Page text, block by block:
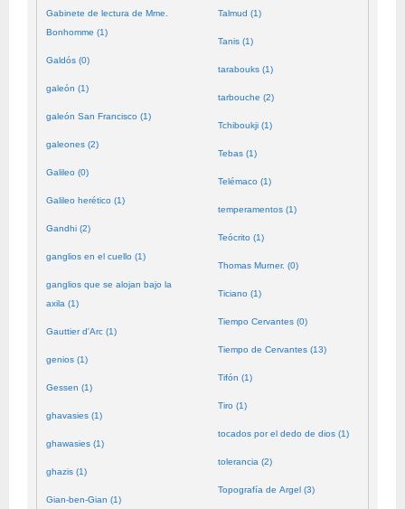
Gabinete de lectura de Mme.
Bonhomme (1)
Galdós (0)
galeón (1)
galeón San Francisco (1)
galeones (2)
Galileo (0)
Galileo herético (1)
Gandhi (2)
ganglios en el cuello (1)
ganglios que se alojan bajo la
axila (1)
Gauttier d'Arc (1)
genios (1)
Gessen (1)
ghavasies (1)
ghawasies (1)
ghazis (1)
Gian-ben-Gian (1)
Talmud (1)
Tanis (1)
tarabouks (1)
tarbouche (2)
Tchiboukji (1)
Tebas (1)
Telémaco (1)
temperamentos (1)
Teócrito (1)
Thomas Murner. (0)
Ticiano (1)
Tiempo Cervantes (0)
Tiempo de Cervantes (13)
Tifón (1)
Tiro (1)
tocados por el dedo de dios (1)
tolerancia (2)
Topografía de Argel (3)